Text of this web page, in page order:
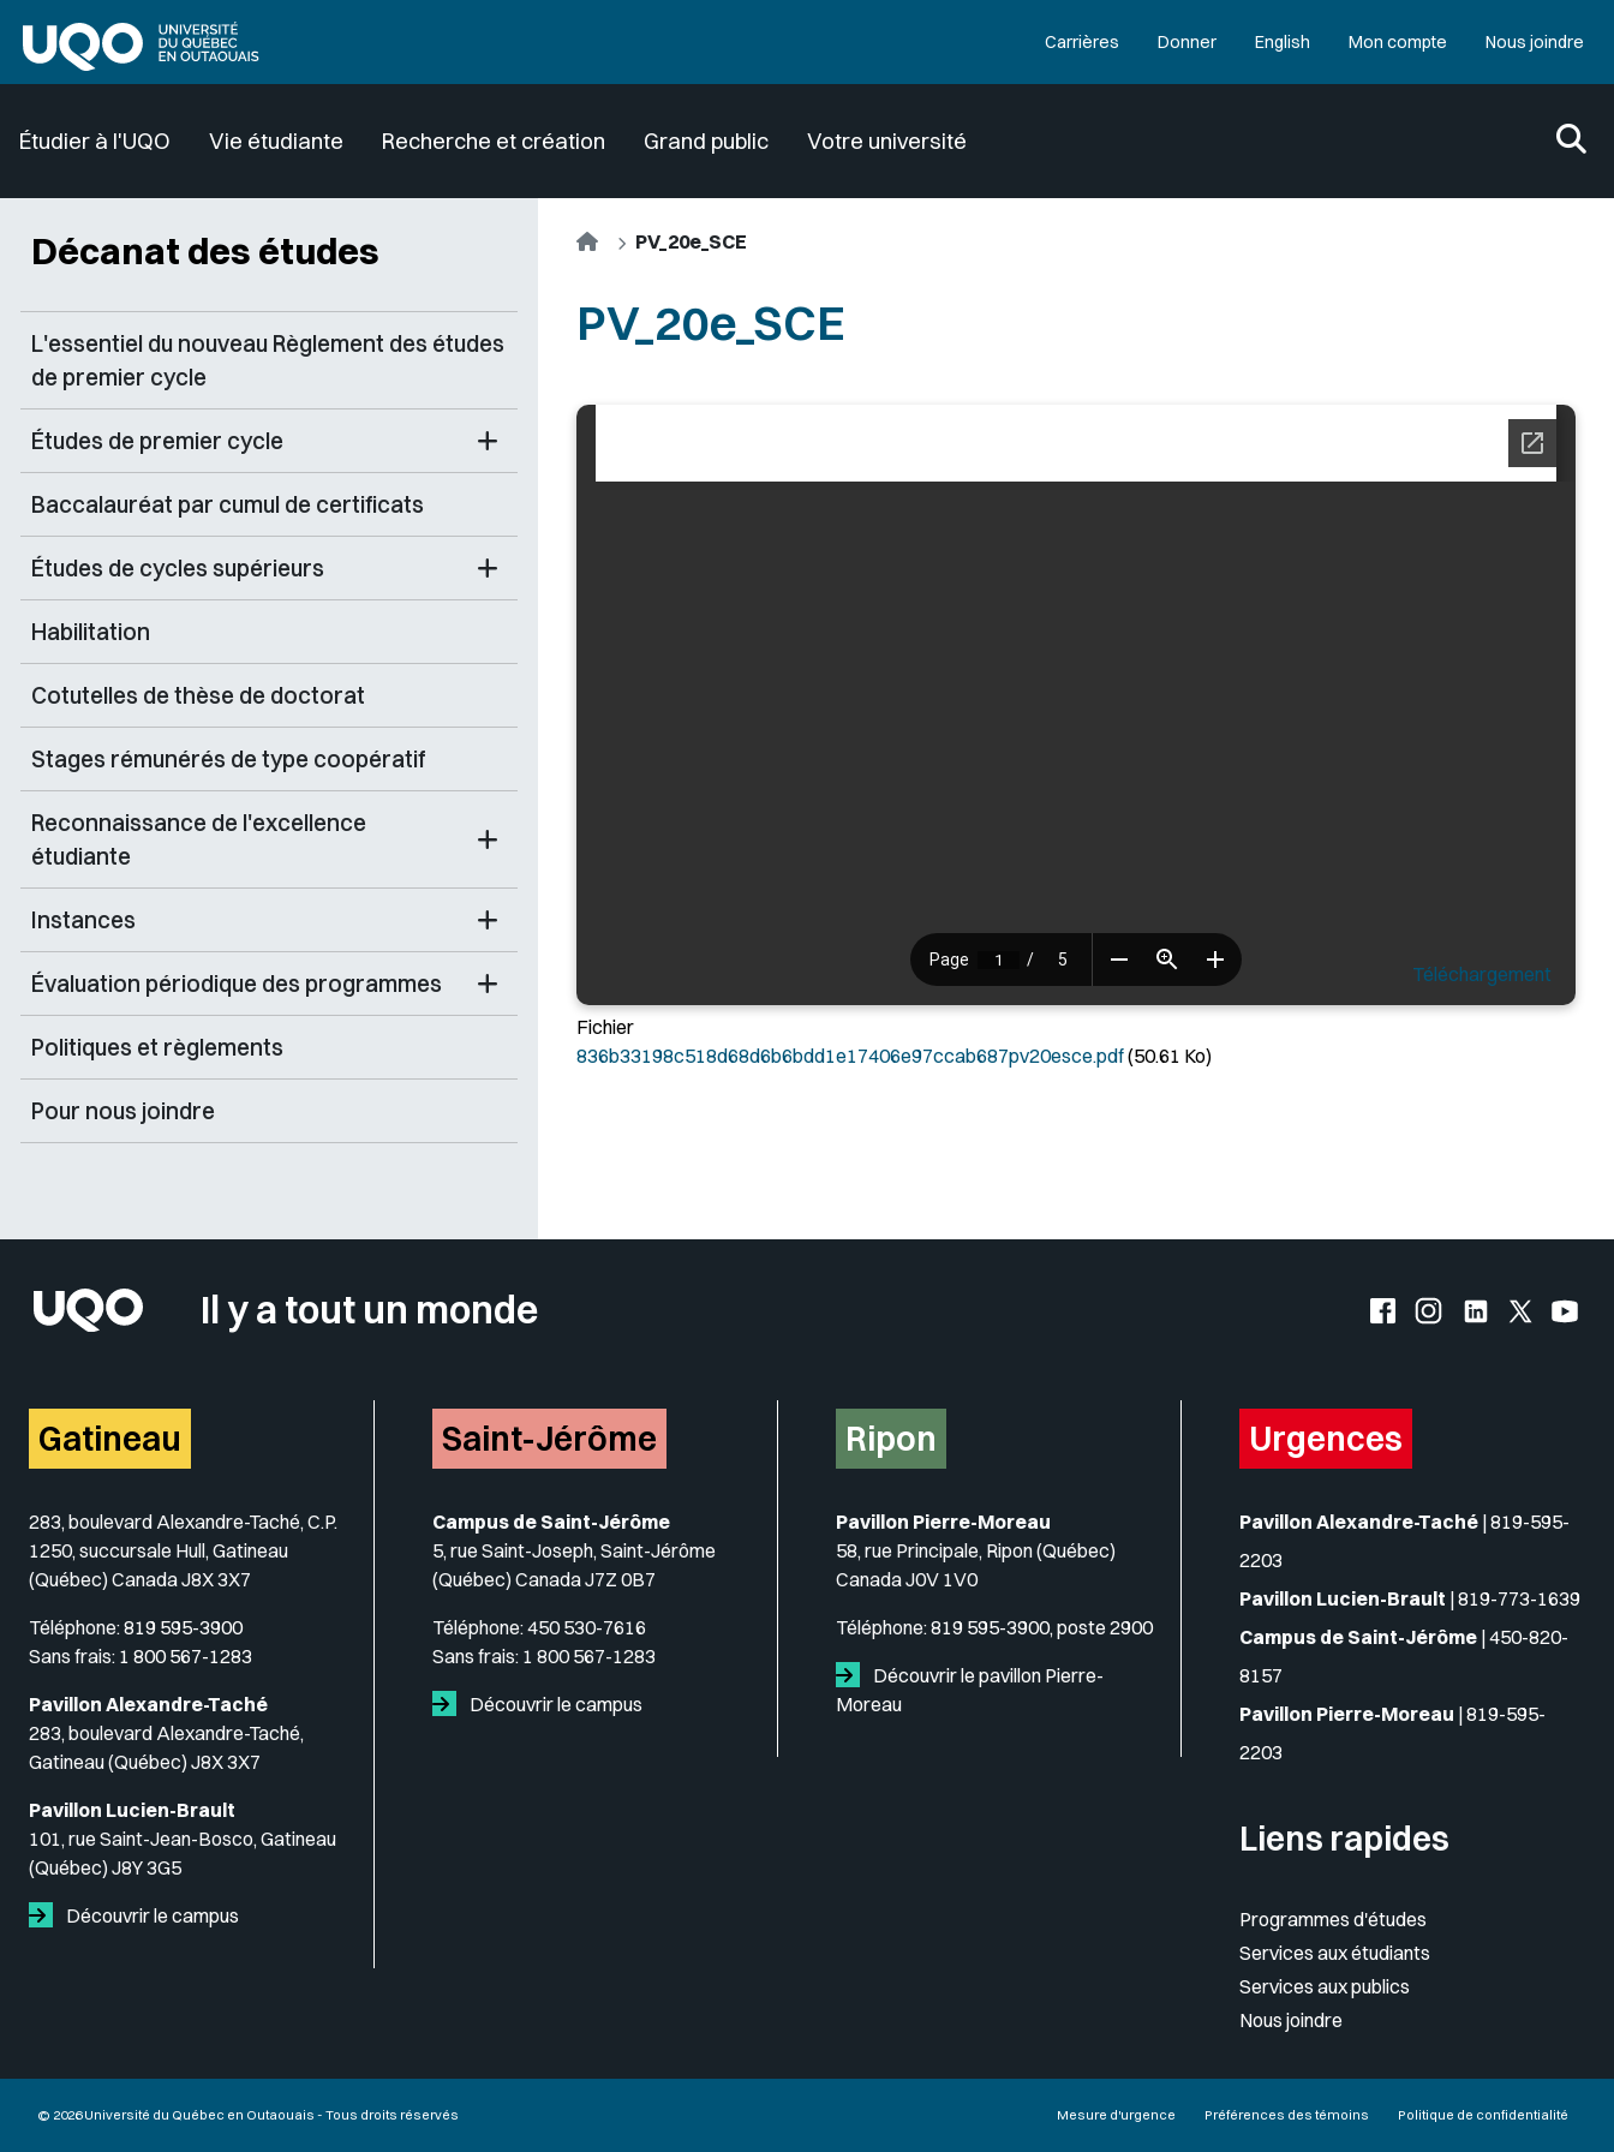
Carrières Donner English Mon compte Nous joindre
Étudier à l'UQO Vie étudiante Recherche et création Grand public Votre université
Décanat des études
L'essentiel du nouveau Règlement des études
de premier cycle
Études de premier cycle
Baccalauréat par cumul de certificats
Études de cycles supérieurs
Habilitation
Cotutelles de thèse de doctorat
Stages rémunérés de type coopératif
Reconnaissance de l'excellence
étudiante
Instances
Évaluation périodique des programmes
Politiques et règlements
Pour nous joindre
AccueilPV_20e_SCE
PV_20e_SCE
Téléchargement
Fichier
836b33198c518d68d6b6bdd1e17406e97ccab687pv20esce.pdf(50.61 Ko)
Il y a tout un monde Facebook de l'UQO
Instagram de l'UQO
LinkedIn de
X
Gatineau
283, boulevard Alexandre-Taché, C.P.
1250, succursale Hull, Gatineau
(Québec) Canada J8X 3X7
Téléphone:819 595-3900
Sans frais: 1 800 567-1283
Pavillon Alexandre-Taché
283, boulevard Alexandre-Taché,
Gatineau (Québec) J8X 3X7
Pavillon Lucien-Brault
101, rue Saint-Jean-Bosco, Gatineau
(Québec) J8Y 3G5
Découvrir le campus
Saint-Jérôme
Campus de Saint-Jérôme
5, rue Saint-Joseph, Saint-Jérôme
(Québec) Canada J7Z 0B7
Téléphone:450 530-7616
Sans frais: 1 800 567-1283
Découvrir le campus
Ripon
Pavillon Pierre-Moreau
58, rue Principale, Ripon (Québec)
Canada J0V 1V0
Téléphone:819 595-3900, poste 2900
Découvrir le pavillon Pierre-
Moreau
Urgences
Pavillon Alexandre-Taché |819-595-
2203
Pavillon Lucien-Brault |819-773-1639
Campus de Saint-Jérôme |450-820-
8157
Pavillon Pierre-Moreau |819-595-
2203
Liens rapides
Programmes d'études
Services aux étudiants
Services aux publics
Nous joindre
© 2026 Université du Québec en Outaouais - Tous droits réservés Mesure d'urgence Préférences des témoins Politique de confidentialité